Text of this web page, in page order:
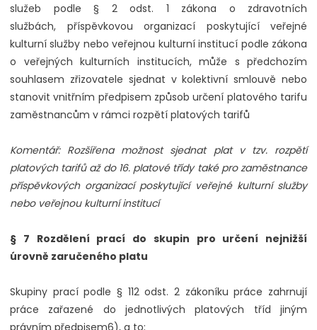
služeb podle § 2 odst. 1 zákona o zdravotních
službách, příspěvkovou organizací poskytující veřejné
kulturní služby nebo veřejnou kulturní institucí podle zákona
o veřejných kulturních institucích, může s předchozím
souhlasem zřizovatele sjednat v kolektivní smlouvě nebo
stanovit vnitřním předpisem způsob určení platového tarifu
zaměstnancům v rámci rozpětí platových tarifů
Komentář: Rozšířena možnost sjednat plat v tzv. rozpětí
platových tarifů až do 16. platové třídy také pro zaměstnance
příspěvkových organizací poskytující veřejné kulturní služby
nebo veřejnou kulturní institucí
§ 7 Rozdělení prací do skupin pro určení nejnižší
úrovně zaručeného platu
Skupiny prací podle § 112 odst. 2 zákoníku práce zahrnují
práce zařazené do jednotlivých platových tříd jiným
právním předpisem6), a to: